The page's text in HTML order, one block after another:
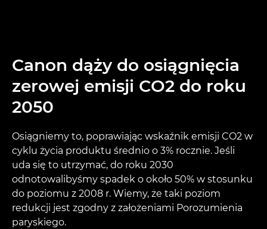
Canon dąży do osiągnięcia
zerowej emisji CO2 do roku
2050
Osiągniemy to, poprawiając wskaźnik emisji CO2 w
cyklu życia produktu średnio o 3% rocznie. Jeśli
uda się to utrzymać, do roku 2030
odnotowalibyśmy spadek o około 50% w stosunku
do poziomu z 2008 r. Wiemy, że taki poziom
redukcji jest zgodny z założeniami Porozumienia
paryskiego.